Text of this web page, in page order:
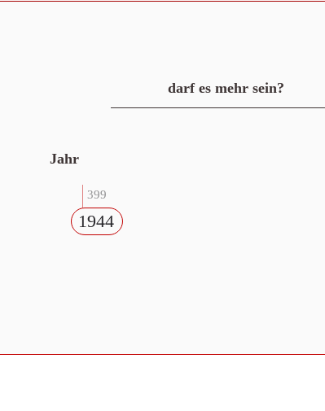
darf es mehr sein?
Jahr
399
1944